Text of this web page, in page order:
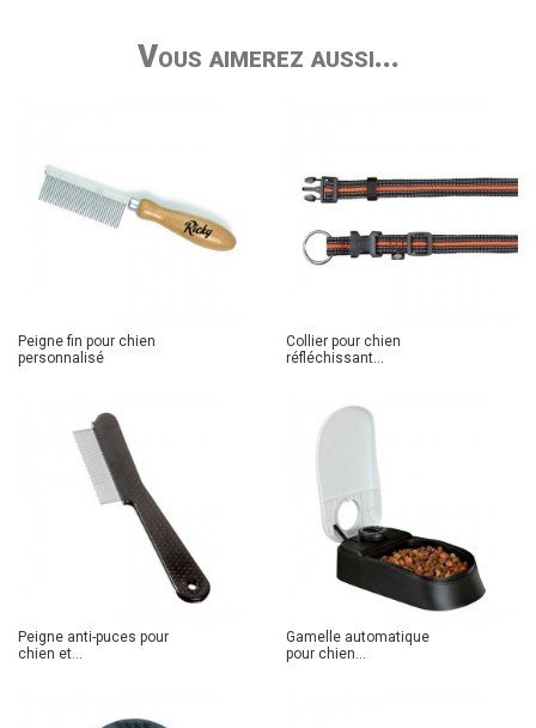
Vous aimerez aussi...
Peigne fin pour chien
personnalisé
Collier pour chien
réfléchissant...
Peigne anti-puces pour
chien et...
Gamelle automatique
pour chien...